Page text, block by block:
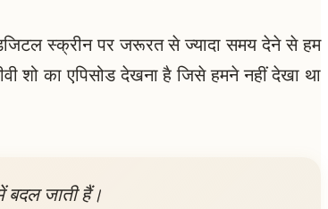
स्क्रीन पर जरूरत से ज्यादा समय देने से हम
शो का एपिसोड देखना है जिसे हमने नहीं देखा था
जाती हैं।